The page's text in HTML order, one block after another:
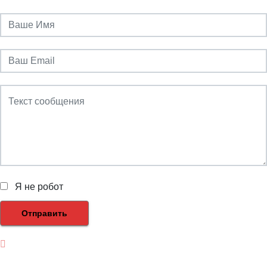
Я не робот
Отправить